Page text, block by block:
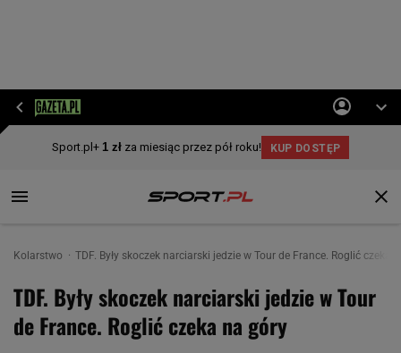
Kolarstwo TDF. Były skoczek narciarski jedzie w Tour de France. Roglić czeka
TDF. Były skoczek narciarski jedzie w Tour
de France. Roglić czeka na góry